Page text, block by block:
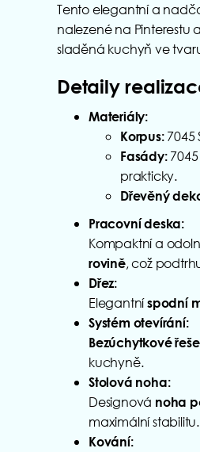
Tento elegantní a
nalezené na Pinterestu
sladěná kuchyň ve
Detaily
Materiály:
Korpus:7045
Fasády:7045
prakticky.
Dřevěný
Pracovní deska:
Kompaktní a
rovině, což
Dřez:
Elegantníspodní
Systém otevírání:
Bezúchytkové
kuchyně.
Stolová noha:
Designová noha
maximální stabilitu.
Kování: